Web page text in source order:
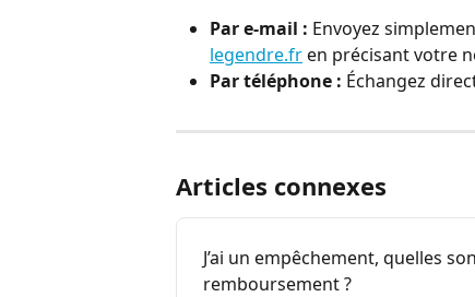
Par e-mail : Envoyez
legendre.fr en précisant votre
Par téléphone : Échangez
Articles connexes
J’ai un empêchement, quelles
remboursement ?